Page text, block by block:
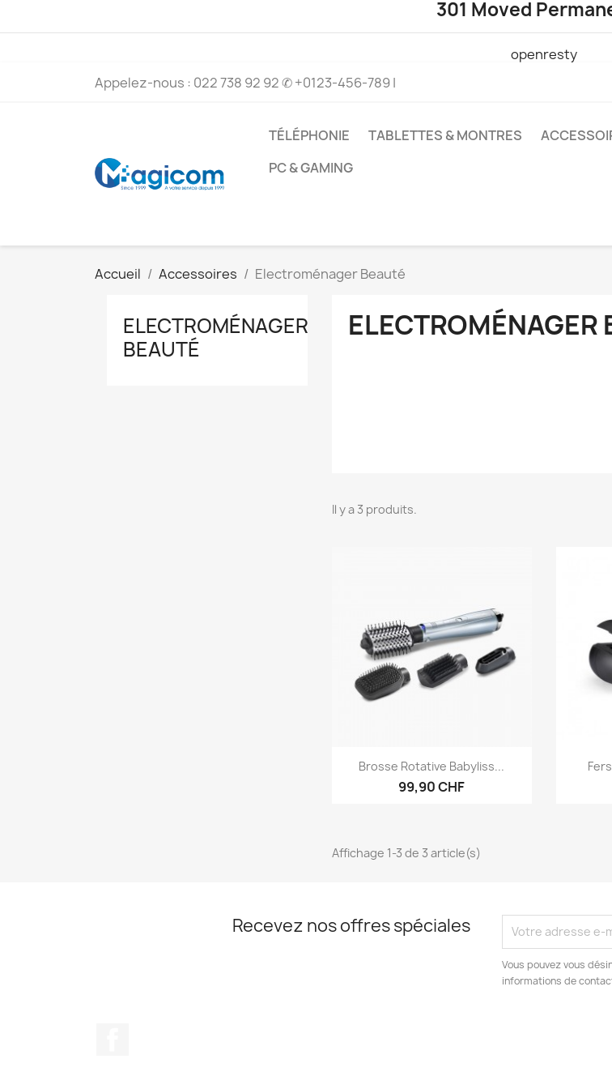
301 Moved
openresty
Appelez-nous : 022 738 92 92✆ +0123-456-789 |
TÉLÉPHONIE TABLETTES & MONTRES
PC & GAMING
Accueil Accessoires Electroménager Beauté
ELECTROMÉNAGER
BEAUTÉ
ELECTROMÉNAGER
Il y a 3 produits.
Aperçu rapide
Brosse Rotative Babyliss...
99,90 CHF
Affichage 1-3 de 3 article(s)
Recevez nos offres spéciales
Vous pouvez vous
informations de